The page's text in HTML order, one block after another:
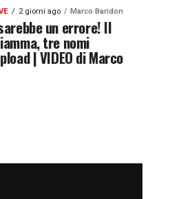
2 giorni ago Marco Baridon
un errore! Il
tre nomi
| VIDEO di Marco